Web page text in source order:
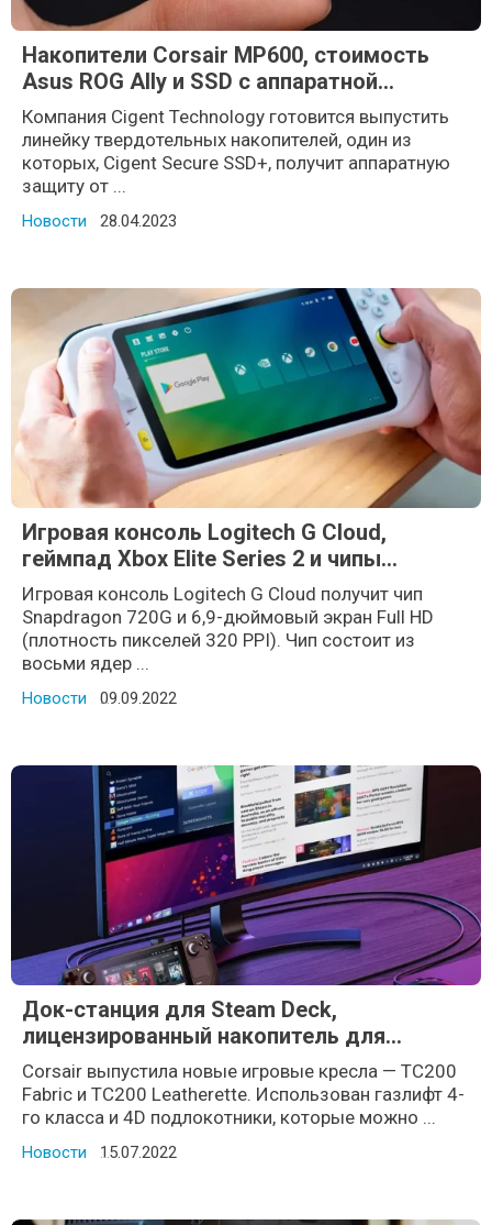
Накопители Corsair MP600, стоимость
Asus ROG Ally и SSD с аппаратной
защитой от вирусов
Компания Cigent Technology готовится выпустить
линейку твердотельных накопителей, один из
которых, Cigent Secure SSD+, получит аппаратную
защиту от ...
Новости Posted on
28.04.2023
Игровая консоль Logitech G Cloud,
геймпад Xbox Elite Series 2 и чипы
Snapdragon 6/4 Gen 1
Игровая консоль Logitech G Cloud получит чип
Snapdragon 720G и 6,9-дюймовый экран Full HD
(плотность пикселей 320 PPI). Чип состоит из
восьми ядер ...
Новости Posted on
09.09.2022
Док-станция для Steam Deck,
лицензированный накопитель для
PlayStation 5 и пульт для стримеров от
Razer
Corsair выпустила новые игровые кресла — TC200
Fabric и TC200 Leatherette. Использован газлифт 4-
го класса и 4D подлокотники, которые можно ...
Новости Posted on
15.07.2022